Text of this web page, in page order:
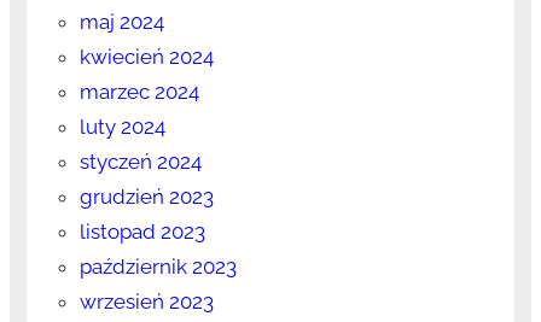
maj 2024
kwiecień 2024
marzec 2024
luty 2024
styczeń 2024
grudzień 2023
listopad 2023
październik 2023
wrzesień 2023